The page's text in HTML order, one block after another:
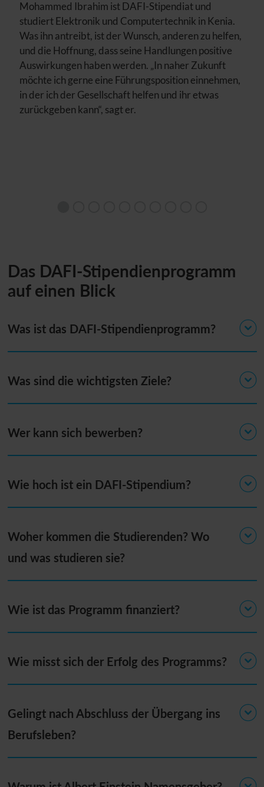
Mohammed Ibrahim ist DAFI-Stipendiat und
studiert Elektronik und Computertechnik in Kenia.
Was ihn antreibt, ist der Wunsch, anderen zu helfen,
und die Hoffnung, dass seine Handlungen positive
Auswirkungen haben werden. „In naher Zukunft
möchte ich gerne eine Führungsposition einnehmen,
in der ich der Gesellschaft helfen und ihr etwas
zurückgeben kann“, sagt er.
Das DAFI-Stipendienprogramm
auf einen Blick
Was ist das DAFI-Stipendienprogramm?
Was sind die wichtigsten Ziele?
Wer kann sich bewerben?
Wie hoch ist ein DAFI-Stipendium?
Woher kommen die Studierenden? Wo
und was studieren sie?
Wie ist das Programm finanziert?
Wie misst sich der Erfolg des Programms?
Gelingt nach Abschluss der Übergang ins
Berufsleben?